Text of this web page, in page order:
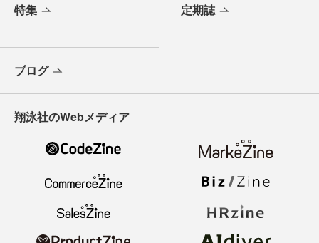
特集 定期誌
ブログ
翔泳社のWebメディア